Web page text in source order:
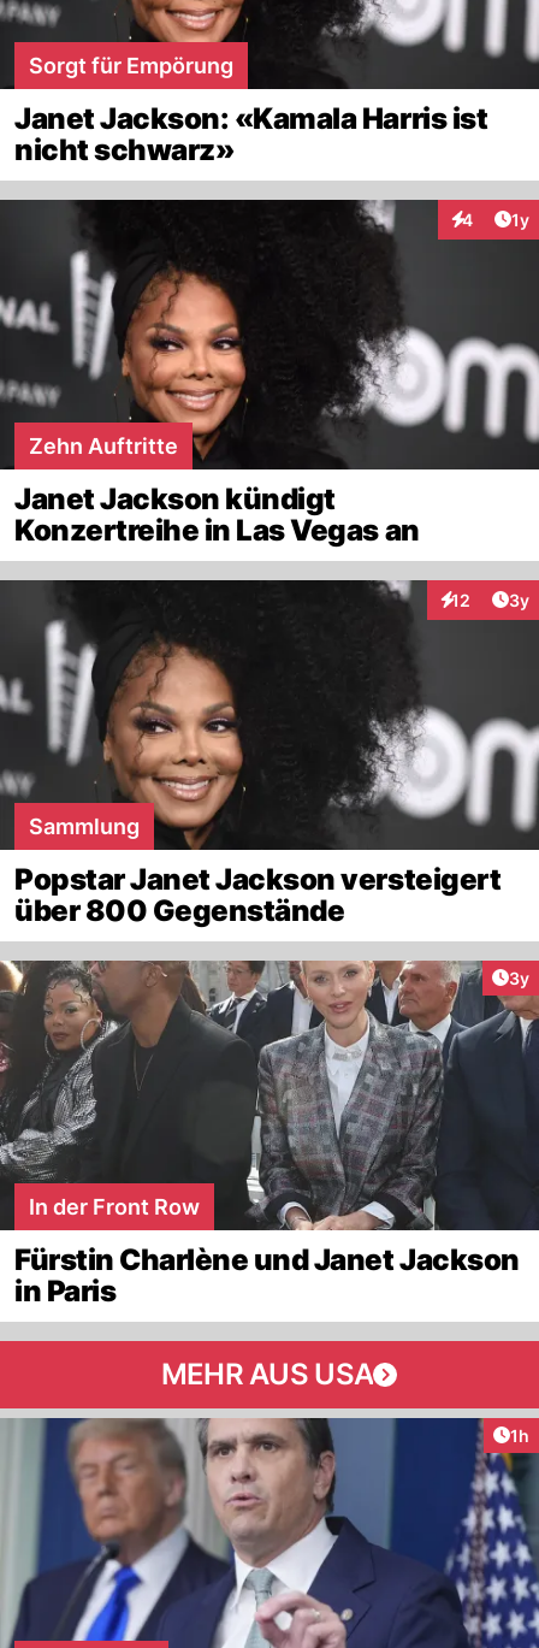
Sorgt für Empörung
Janet Jackson: «Kamala Harris ist
nicht schwarz»
4 1y
Zehn Auftritte
Janet Jackson kündigt
Konzertreihe in Las Vegas an
12 3y
Sammlung
Popstar Janet Jackson versteigert
über 800 Gegenstände
3y
In der Front Row
Fürstin Charlène und Janet Jackson
in Paris
MEHR AUS USA
1h